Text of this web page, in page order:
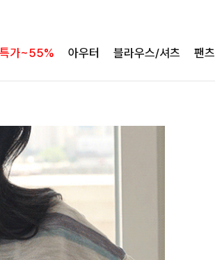
가~55% 아우터 블라우스/셔츠 팬츠